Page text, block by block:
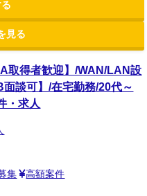
見る
取得者歓迎】/WAN/LAN設
談可】/在宅勤務/20代～
・求人
集 高額案件